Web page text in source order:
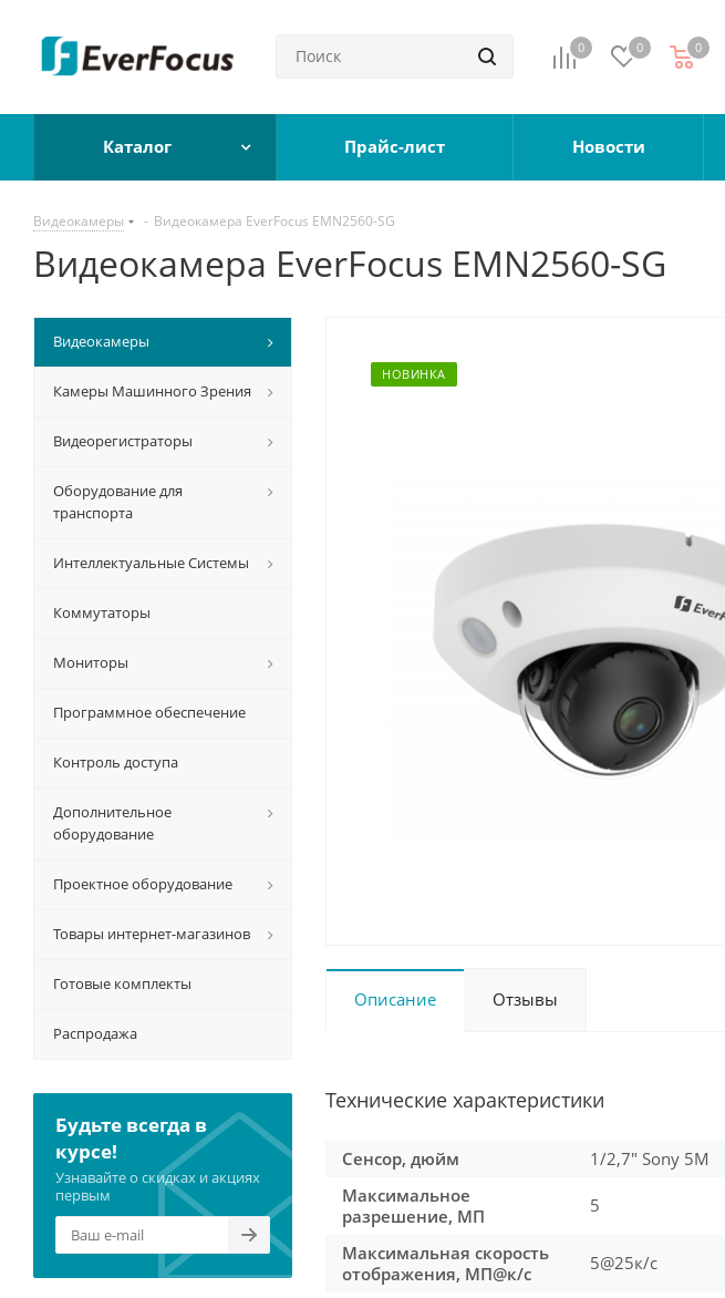
0 0 0
Каталог Прайс-лист Новости
Видеокамеры - Видеокамера EverFocus EMN2560-SG
Видеокамера EverFocus EMN2560-SG
НОВИНКА
Описание Отзывы
Технические характеристики
Сенсор, дюйм
1/2,7" Sony 5M
Максимальное
разрешение, МП
5
Максимальная скорость
отображения, МП@к/с
5@25к/c
Видеокамеры
Камеры Машинного Зрения
Видеорегистраторы
Оборудование для
транспорта
Интеллектуальные Системы
Коммутаторы
Мониторы
Программное обеспечение
Контроль доступа
Дополнительное
оборудование
Проектное оборудование
Товары интернет-магазинов
Готовые комплекты
Распродажа
Будьте всегда в
курсе!
Узнавайте о скидках и акциях
первым